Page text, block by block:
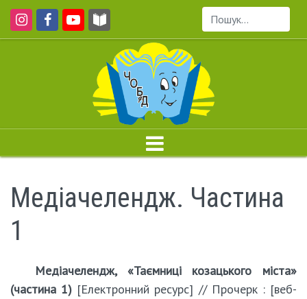
Пошук...
Медіачелендж. Частина
1
Медіачелендж, «Таємниці козацького міста»
(частина 1) [Електронний ресурс] // Прочерк : [веб-